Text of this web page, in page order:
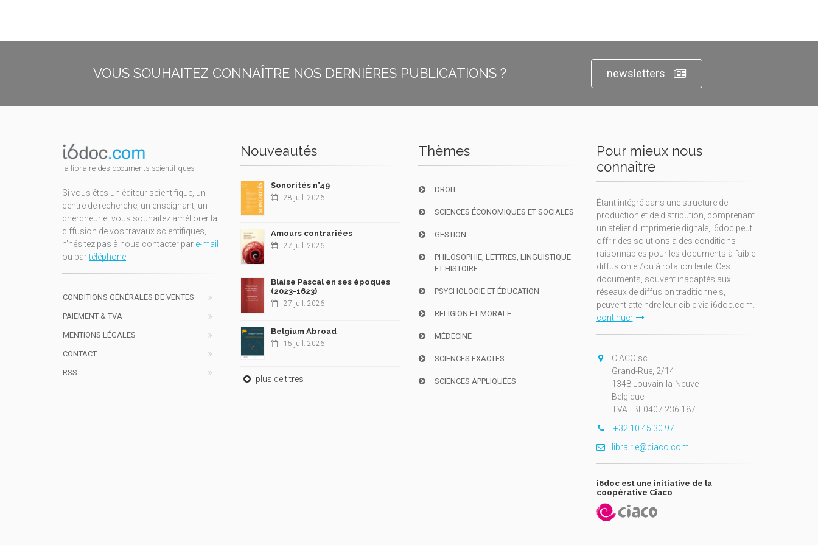
VOUS SOUHAITEZ CONNAÎTRE NOS DERNIÈRES PUBLICATIONS ? newsletters
la libraire des documents scientifiques
Si vous êtes un éditeur scientifique, un
centre de recherche, un enseignant, un
chercheur et vous souhaitez améliorer la
diffusion de vos travaux scientifiques,
n'hésitez pas à nous contacter par e-mail
ou partéléphone.
CONDITIONS GÉNÉRALES DE VENTES
PAIEMENT & TVA
MENTIONS LÉGALES
CONTACT
RSS
Nouveautés
Sonorités n°49
28 juil. 2026
Amours contrariées
27 juil. 2026
Blaise Pascal en ses époques
(2023-1623)
27 juil. 2026
Belgium Abroad
15 juil. 2026
plus de titres
Thèmes
DROIT
SCIENCES ÉCONOMIQUES ET SOCIALES
GESTION
PHILOSOPHIE, LETTRES, LINGUISTIQUE
ET HISTOIRE
PSYCHOLOGIE ET ÉDUCATION
RELIGION ET MORALE
MÉDECINE
SCIENCES EXACTES
SCIENCES APPLIQUÉES
Pour mieux nous
connaître
Étant intégré dans une structure de
production et de distribution, comprenant
un atelier d'imprimerie digitale, i6doc peut
offrir des solutions à des conditions
raisonnables pour les documents à faible
diffusion et/ou à rotation lente. Ces
documents, souvent inadaptés aux
réseaux de diffusion traditionnels,
peuvent atteindre leur cible via i6doc.com.
continuer
CIACO sc
Grand-Rue, 2/14
1348 Louvain-la-Neuve
Belgique
TVA : BE0407.236.187
+32 10 45 30 97
librairie@ciaco.com
i6doc est une initiative de la
coopérative Ciaco